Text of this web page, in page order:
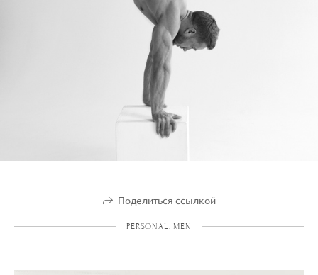
Поделиться ссылкой
PERSONAL. MEN